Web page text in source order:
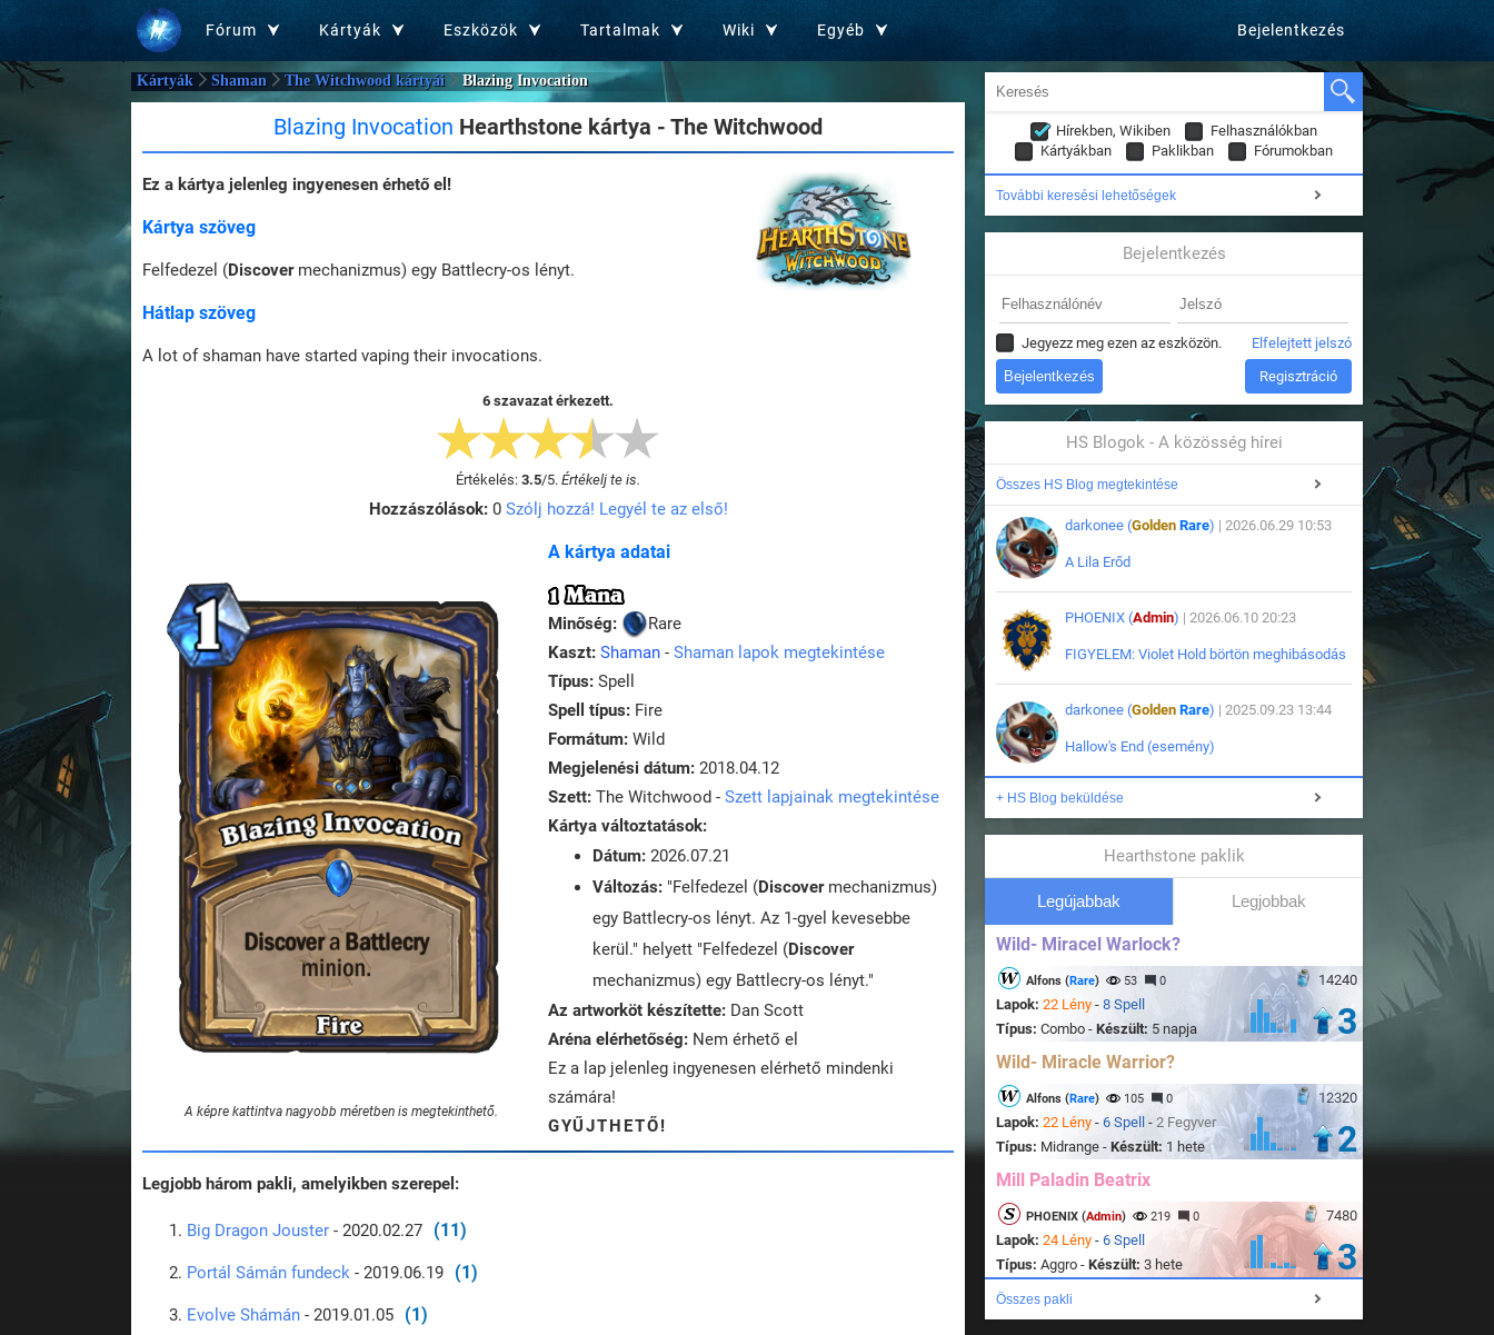
Fórum Kártyák Eszközök Tartalmak Wiki Egyéb Bejelentkezés
Kártyák Shaman The Witchwood kártyái Blazing Invocation
Blazing Invocation Hearthstone kártya - The Witchwood
Ez a kártya jelenleg ingyenesen érhető el!
Kártya szöveg
Felfedezel (Discovermechanizmus) egy Battlecry-os lényt.
Hátlap szöveg
A lot of shaman have started vaping their invocations.
6 szavazat érkezett.
Értékelés: 3.5/5. Értékelj te is.
Hozzászólások:0 Szólj hozzá! Legyél te az első!
A képre kattintva nagyobb méretben is megtekinthető.
A kártya adatai
1 Mana
Minőség:
Rare
Kaszt: Shaman - Shaman lapok megtekintése
Típus: Spell
Spell típus: Fire
Formátum: Wild
Megjelenési dátum: 2018.04.12
Szett: The Witchwood - Szett lapjainak megtekintése
Kártya változtatások:
Dátum: 2026.07.21
Változás: "Felfedezel (Discovermechanizmus)
egy Battlecry-os lényt. Az 1-gyel kevesebbe
kerül." helyett "Felfedezel (Discover
mechanizmus) egy Battlecry-os lényt."
Az artworköt készítette: Dan Scott
Aréna elérhetőség: Nem érhető el
Ez a lap jelenleg ingyenesen elérhető mindenki
számára!
GYŰJTHETŐ!
Legjobb három pakli, amelyikben szerepel:
Big Dragon Jouster - 2020.02.27 (11)
Portál Sámán fundeck - 2019.06.19 (1)
Evolve Shámán - 2019.01.05 (1)
Hírekben, Wikiben
Felhasználókban
Kártyákban
Paklikban Fórumokban
További keresési lehetőségek
Bejelentkezés
Jegyezz meg ezen az eszközön. Elfelejtett jelszó
Regisztráció
HS Blogok - A közösség hírei
Összes HS Blog megtekintése
darkonee (Golden Rare) | 2026.06.29 10:53
A Lila Erőd
PHOENIX (Admin) | 2026.06.10 20:23
FIGYELEM: Violet Hold börtön meghibásodás
darkonee (Golden Rare) | 2025.09.23 13:44
Hallow's End (esemény)
+ HS Blog beküldése
Hearthstone paklik
Legújabbak Legjobbak
Wild- Miracel Warlock?
14240
Alfons (Rare) 53 0
Lapok: 22 Lény - 8 Spell
Típus: Combo - Készült: 5 napja 3
Wild- Miracle Warrior?
12320
Alfons (Rare) 105 0
Lapok: 22 Lény - 6 Spell - 2 Fegyver
Típus: Midrange - Készült: 1 hete 2
Mill Paladin Beatrix
7480
PHOENIX (Admin) 219 0
Lapok: 24 Lény - 6 Spell
Típus: Aggro - Készült: 3 hete 3
Összes pakli